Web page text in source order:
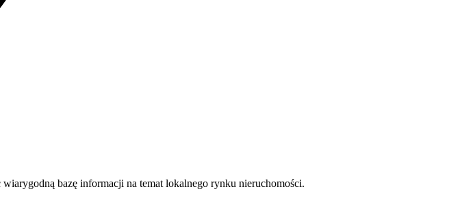
bazę informacji na temat lokalnego rynku nieruchomości.